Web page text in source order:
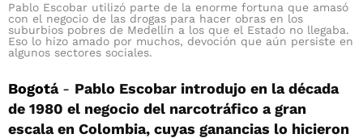
Pablo Escobar utilizó parte de la enorme fortuna que amasó
con el negocio de las drogas para hacer obras en los
suburbios pobres de Medellín a los que el Estado no llegaba.
Eso lo hizo amado por muchos, devoción que aún persiste en
algunos sectores sociales.
Bogotá - Pablo Escobar introdujo en la década
de 1980 el negocio del narcotráfico a gran
escala en Colombia, cuyas ganancias lo hicieron